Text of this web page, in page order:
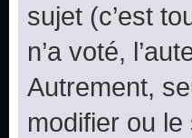
sujet (c’est
n’a voté,
Autrement,
modifier ou